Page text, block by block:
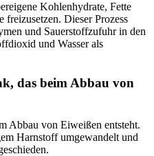
Kohlenhydrate, Fette
freizusetzen. Dieser Prozess
und Sauerstoffzufuhr in den
und Wasser als
das beim Abbau von
Abbau von Eiweißen entsteht.
Harnstoff umgewandelt und